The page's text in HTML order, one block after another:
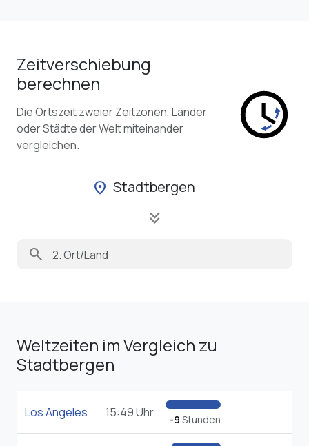
Zeitverschiebung
berechnen
Die Ortszeit zweier Zeitzonen, Länder
oder Städte der Welt miteinander
vergleichen.
location_on Stadtbergen
keyboard_double_arrow_down
search
Weltzeiten im Vergleich zu
Stadtbergen
Los Angeles 15:49 Uhr -9 Stunden